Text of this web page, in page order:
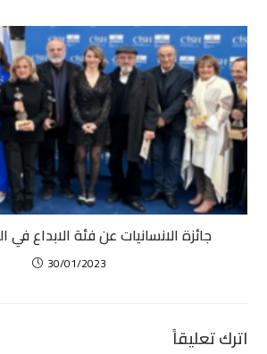
جائزة الانسانيات عن فئة الابداع في
30/01/2023
اترك تعليقاً